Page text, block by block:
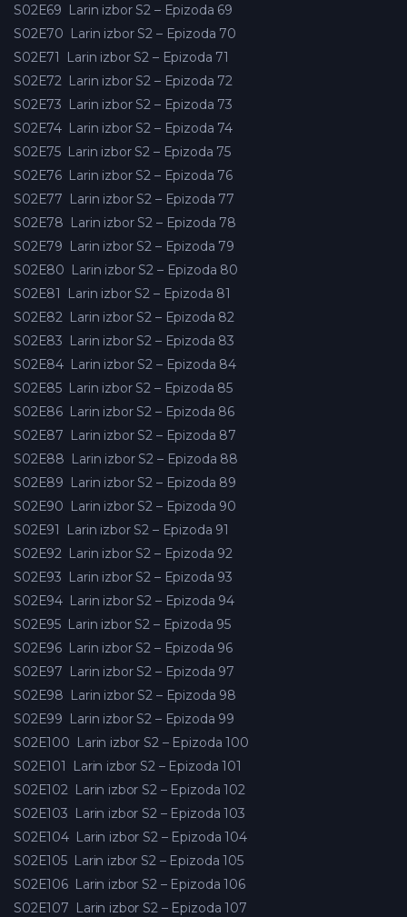
S02E69 Larin izbor S2 – Epizoda 69
S02E70 Larin izbor S2 – Epizoda 70
S02E71
Larin izbor S2 – Epizoda 71
S02E72 Larin izbor S2 – Epizoda 72
S02E73 Larin izbor S2 – Epizoda 73
S02E74 Larin izbor S2 – Epizoda 74
S02E75 Larin izbor S2 – Epizoda 75
S02E76 Larin izbor S2 – Epizoda 76
S02E77 Larin izbor S2 – Epizoda 77
S02E78 Larin izbor S2 – Epizoda 78
S02E79 Larin izbor S2 – Epizoda 79
S02E80 Larin izbor S2 – Epizoda 80
S02E81
Larin izbor S2 – Epizoda 81
S02E82 Larin izbor S2 – Epizoda 82
S02E83 Larin izbor S2 – Epizoda 83
S02E84 Larin izbor S2 – Epizoda 84
S02E85 Larin izbor S2 – Epizoda 85
S02E86 Larin izbor S2 – Epizoda 86
S02E87 Larin izbor S2 – Epizoda 87
S02E88 Larin izbor S2 – Epizoda 88
S02E89 Larin izbor S2 – Epizoda 89
S02E90 Larin izbor S2 – Epizoda 90
S02E91
Larin izbor S2 – Epizoda 91
S02E92 Larin izbor S2 – Epizoda 92
S02E93 Larin izbor S2 – Epizoda 93
S02E94 Larin izbor S2 – Epizoda 94
S02E95 Larin izbor S2 – Epizoda 95
S02E96 Larin izbor S2 – Epizoda 96
S02E97 Larin izbor S2 – Epizoda 97
S02E98 Larin izbor S2 – Epizoda 98
S02E99 Larin izbor S2 – Epizoda 99
S02E100 Larin izbor S2 – Epizoda 100
S02E101
Larin izbor S2 – Epizoda 101
S02E102 Larin izbor S2 – Epizoda 102
S02E103 Larin izbor S2 – Epizoda 103
S02E104 Larin izbor S2 – Epizoda 104
S02E105 Larin izbor S2 – Epizoda 105
S02E106 Larin izbor S2 – Epizoda 106
S02E107 Larin izbor S2 – Epizoda 107